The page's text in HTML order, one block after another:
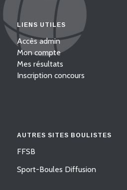
LIENS UTILES
Accès admin
Mon compte
Mes résultats
Inscription concours
AUTRES SITES BOULISTES
FFSB
Sport-Boules Diffusion